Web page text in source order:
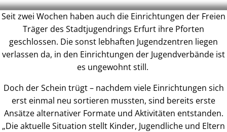
Seit zwei Wochen haben auch die Einrichtungen der Freien
Träger des Stadtjugendrings Erfurt ihre Pforten
geschlossen. Die sonst lebhaften Jugendzentren liegen
verlassen da, in den Einrichtungen der Jugendverbände ist
es ungewohnt still.
Doch der Schein trügt – nachdem viele Einrichtungen sich
erst einmal neu sortieren mussten, sind bereits erste
Ansätze alternativer Formate und Aktivitäten entstanden.
„Die aktuelle Situation stellt Kinder, Jugendliche und Eltern